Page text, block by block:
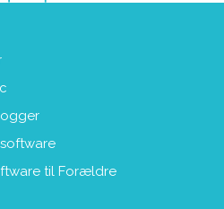
til Forældre